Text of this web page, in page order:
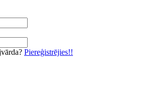
Piereģistrējies!!